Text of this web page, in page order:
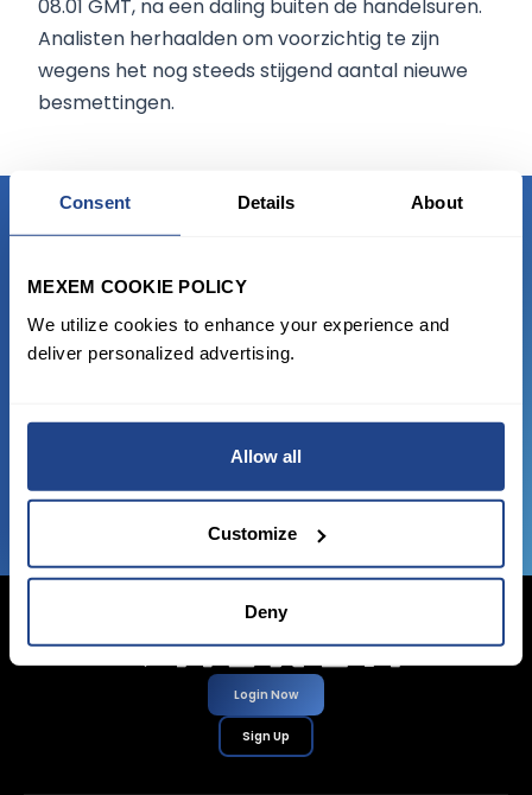
Consent Details About
MEXEM COOKIE POLICY
We utilize cookies to enhance your experience and
deliver personalized advertising.
Allow all
Customize
Deny
08.01 GMT, na een daling buiten de handelsuren.
Analisten herhaalden om voorzichtig te zijn
wegens het nog steeds stijgend aantal nieuwe
besmettingen.
READY TO GET STARTED?
Start trading with the full package, from
state of the art platform to free tool and
JOIN US NOW
Login Now
Sign Up